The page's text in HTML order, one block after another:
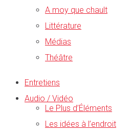
A moy que chault
Littérature
Médias
Théâtre
Entretiens
Audio / Vidéo
Le Plus d’Éléments
Les idées à l’endroit